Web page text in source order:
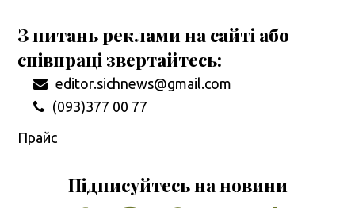
З питань реклами на сайті або
співпраці звертайтесь:
editor.sichnews@gmail.com
(093)377 00 77
Прайс
Підписуйтесь на новини